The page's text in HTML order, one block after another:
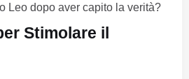
Leo dopo aver capito la verità?
Stimolare il